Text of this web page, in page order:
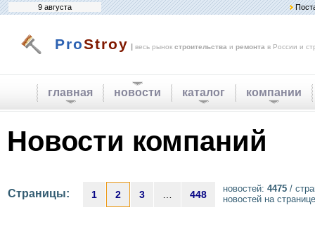
9 августа
ProStroy | весь рынок строительства и ремонта в России и
главная новости каталог компании
Новости компаний
Страницы: 1 2 3 448
новостей: 4475 /
новостей на